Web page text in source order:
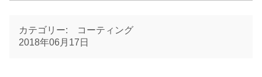
カテゴリー: コーティング
2018年06月17日